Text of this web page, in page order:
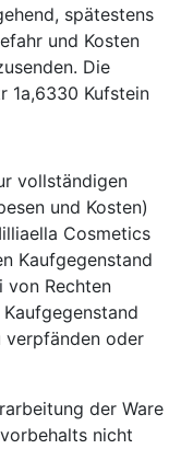
spätestens
und Kosten
Die
1a,6330 Kufstein
vollständigen
und Kosten)
Cosmetics
Kaufgegenstand
von Rechten
verpfänden oder
der Ware
nicht